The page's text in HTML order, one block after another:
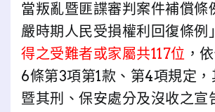
當叛亂暨匪諜審判案件補償條
嚴時期人民受損權利回復條例
得之受難者或家屬共117位 ，
6條第3項第1款、第4項規定
暨其刑、保安處分及沒收之宣